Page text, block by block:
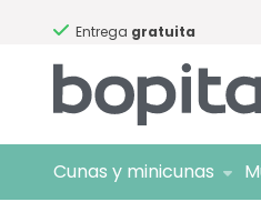
Entrega gratuita
Cunas y minicunas